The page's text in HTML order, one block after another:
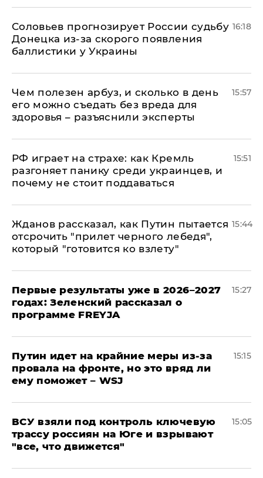
Соловьев прогнозирует России судьбу
Донецка из-за скорого появления
баллистики у Украины
16:18
Чем полезен арбуз, и сколько в день
его можно съедать без вреда для
здоровья – разъяснили эксперты
15:57
РФ играет на страхе: как Кремль
разгоняет панику среди украинцев, и
почему не стоит поддаваться
15:51
Жданов рассказал, как Путин пытается
отсрочить "прилет черного лебедя",
который "готовится ко взлету"
15:44
Первые результаты уже в 2026–2027
годах: Зеленский рассказал о
программе FREYJA
15:27
Путин идет на крайние меры из-за
провала на фронте, но это вряд ли
ему поможет – WSJ
15:15
ВСУ взяли под контроль ключевую
трассу россиян на Юге и взрывают
"все, что движется"
15:05